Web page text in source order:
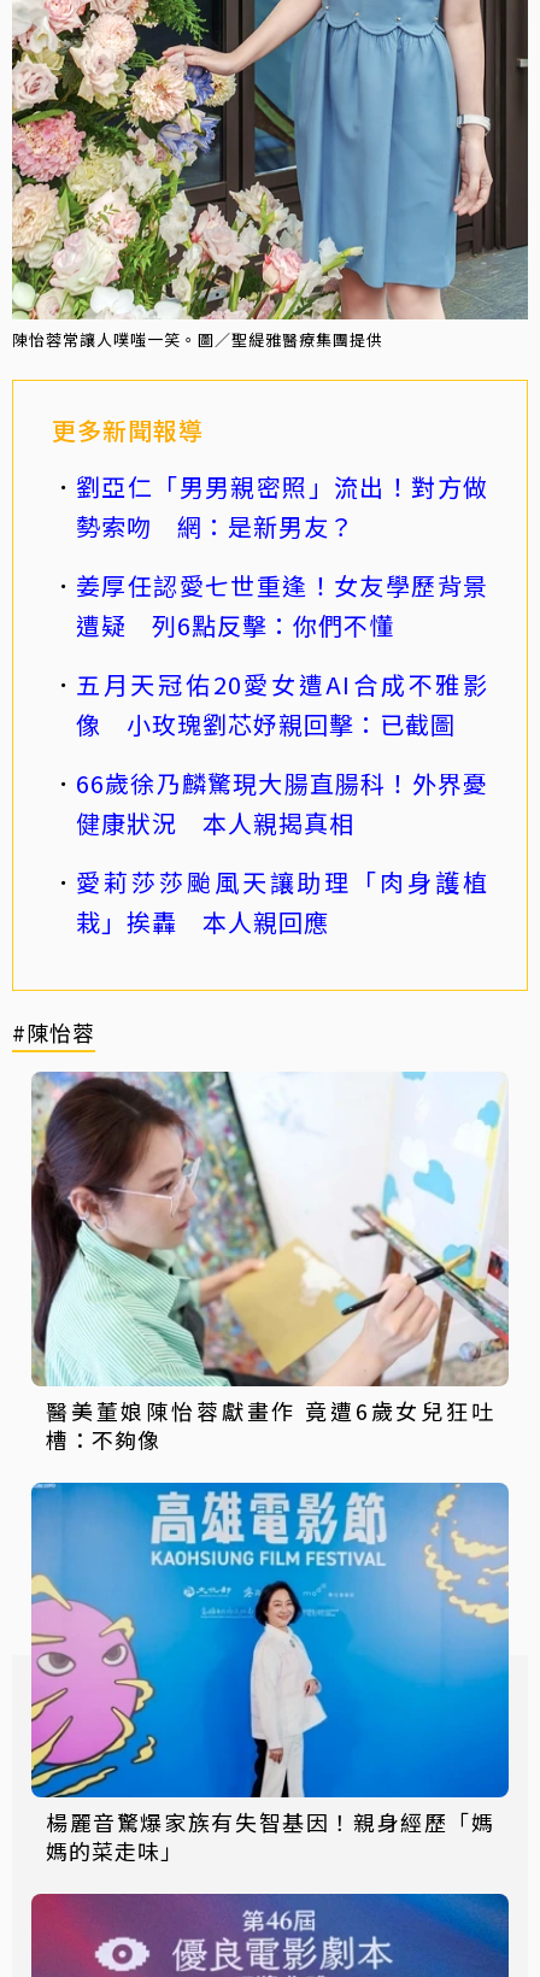
陳怡蓉常讓人噗嗤一笑。圖／聖緹雅醫療集團提供
更多新聞報導
劉亞仁「男男親密照」流出！對方做
勢索吻 網：是新男友？
姜厚任認愛七世重逢！女友學歷背景
遭疑 列6點反擊：你們不懂
五月天冠佑20愛女遭AI合成不雅影
像 小玫瑰劉芯妤親回擊：已截圖
66歲徐乃麟驚現大腸直腸科！外界憂
健康狀況 本人親揭真相
愛莉莎莎颱風天讓助理「肉身護植
栽」挨轟 本人親回應
#陳怡蓉
醫美董娘陳怡蓉獻畫作 竟遭6歲女兒狂吐
槽：不夠像
楊麗音驚爆家族有失智基因！親身經歷「媽
媽的菜走味」